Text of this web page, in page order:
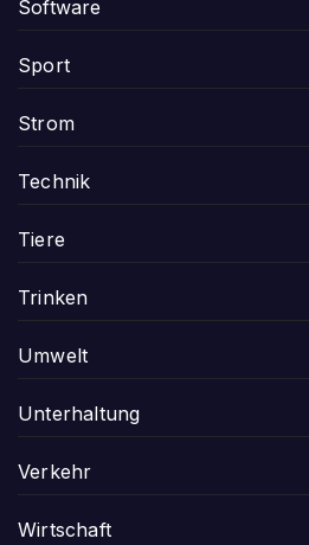
Software
Sport
Strom
Technik
Tiere
Trinken
Umwelt
Unterhaltung
Verkehr
Wirtschaft